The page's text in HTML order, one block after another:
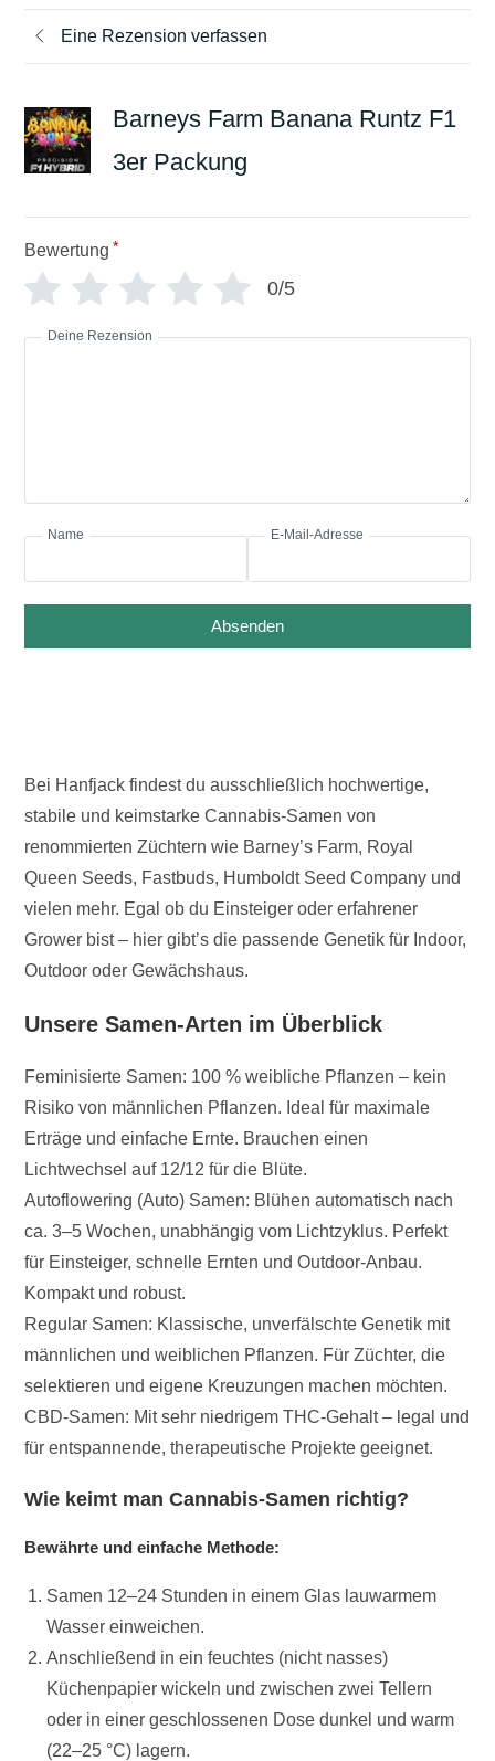
Eine Rezension verfassen
Barneys Farm Banana Runtz F1
3er Packung
Bewertung *
0/5
Deine Rezension
Name E-Mail-Adresse
Absenden
Bei Hanfjack findest du ausschließlich hochwertige,
stabile und keimstarke Cannabis-Samen von
renommierten Züchtern wie Barney’s Farm, Royal
Queen Seeds, Fastbuds, Humboldt Seed Company und
vielen mehr. Egal ob du Einsteiger oder erfahrener
Grower bist – hier gibt’s die passende Genetik für Indoor,
Outdoor oder Gewächshaus.
Unsere Samen-Arten im Überblick
Feminisierte Samen: 100 % weibliche Pflanzen – kein
Risiko von männlichen Pflanzen. Ideal für maximale
Erträge und einfache Ernte. Brauchen einen
Lichtwechsel auf 12/12 für die Blüte.
Autoflowering (Auto) Samen: Blühen automatisch nach
ca. 3–5 Wochen, unabhängig vom Lichtzyklus. Perfekt
für Einsteiger, schnelle Ernten und Outdoor-Anbau.
Kompakt und robust.
Regular Samen: Klassische, unverfälschte Genetik mit
männlichen und weiblichen Pflanzen. Für Züchter, die
selektieren und eigene Kreuzungen machen möchten.
CBD-Samen: Mit sehr niedrigem THC-Gehalt – legal und
für entspannende, therapeutische Projekte geeignet.
Wie keimt man Cannabis-Samen richtig?
Bewährte und einfache Methode:
Samen 12–24 Stunden in einem Glas lauwarmem
Wasser einweichen.
Anschließend in ein feuchtes (nicht nasses)
Küchenpapier wickeln und zwischen zwei Tellern
oder in einer geschlossenen Dose dunkel und warm
(22–25 °C) lagern.